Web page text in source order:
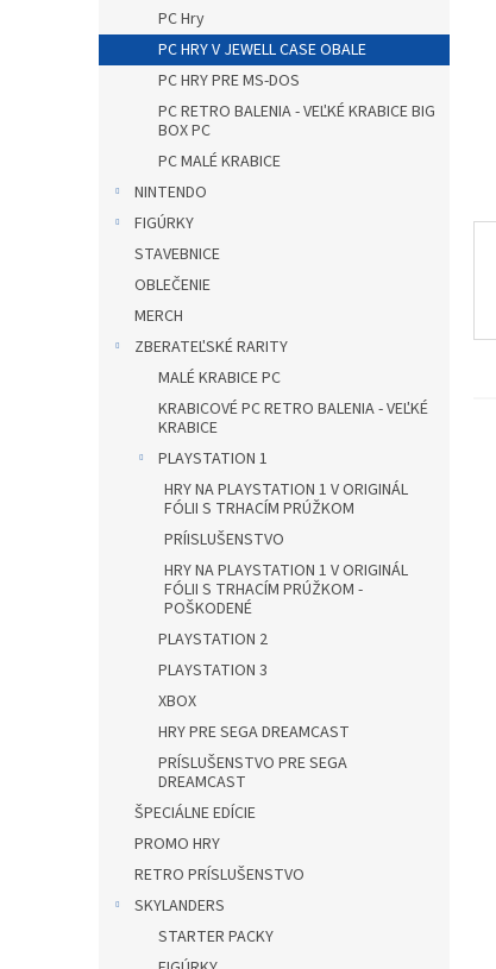
PC Hry
PC HRY V JEWELL CASE OBALE
PC HRY PRE MS-DOS
PC RETRO BALENIA - VEĽKÉ KRABICE BIG
BOX PC
PC MALÉ KRABICE
NINTENDO
FIGÚRKY
STAVEBNICE
OBLEČENIE
MERCH
ZBERATEĽSKÉ RARITY
MALÉ KRABICE PC
KRABICOVÉ PC RETRO BALENIA - VEĽKÉ
KRABICE
PLAYSTATION 1
HRY NA PLAYSTATION 1 V ORIGINÁL
FÓLII S TRHACÍM PRÚŽKOM
PRÍISLUŠENSTVO
HRY NA PLAYSTATION 1 V ORIGINÁL
FÓLII S TRHACÍM PRÚŽKOM -
POŠKODENÉ
PLAYSTATION 2
PLAYSTATION 3
XBOX
HRY PRE SEGA DREAMCAST
PRÍSLUŠENSTVO PRE SEGA
DREAMCAST
ŠPECIÁLNE EDÍCIE
PROMO HRY
RETRO PRÍSLUŠENSTVO
SKYLANDERS
STARTER PACKY